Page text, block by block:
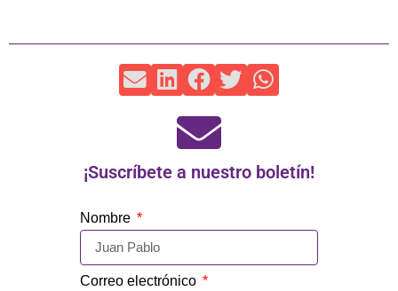
¡Suscríbete a nuestro boletín!
Nombre
Correo electrónico